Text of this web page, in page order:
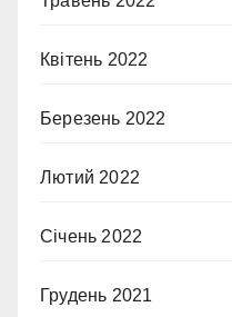
Квітень 2022
Березень 2022
Лютий 2022
Січень 2022
Грудень 2021